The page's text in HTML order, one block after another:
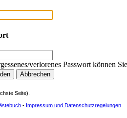
verlorenes Passwort können
Seite).
- Impressum und Datenschutzregelungen